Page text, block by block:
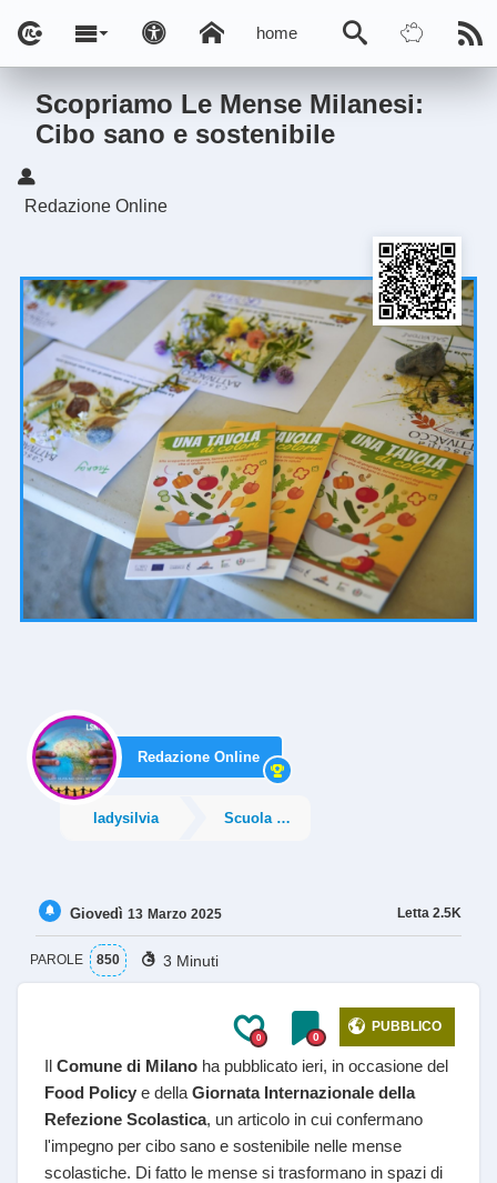
home
Scopriamo Le Mense Milanesi:
Cibo sano e sostenibile
Redazione Online
Redazione Online
ladysilvia Scuola e Istruzione
Letta 2.5K
Giovedì 13 Marzo 2025
PAROLE 850 3 Minuti
0 0
PUBBLICO
Il Comune di Milano ha pubblicato ieri, in occasione del
Food Policy e della Giornata Internazionale della
Refezione Scolastica, un articolo in cui confermano
l'impegno per cibo sano e sostenibile nelle mense
scolastiche. Di fatto le mense si trasformano in spazi di